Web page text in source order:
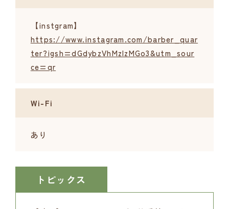
【instgram】
https://www.instagram.com/barber_quar
ter?igsh=dGdybzVhMzIzMGo3&utm_sour
ce=qr
Wi-Fi
あり
トピックス